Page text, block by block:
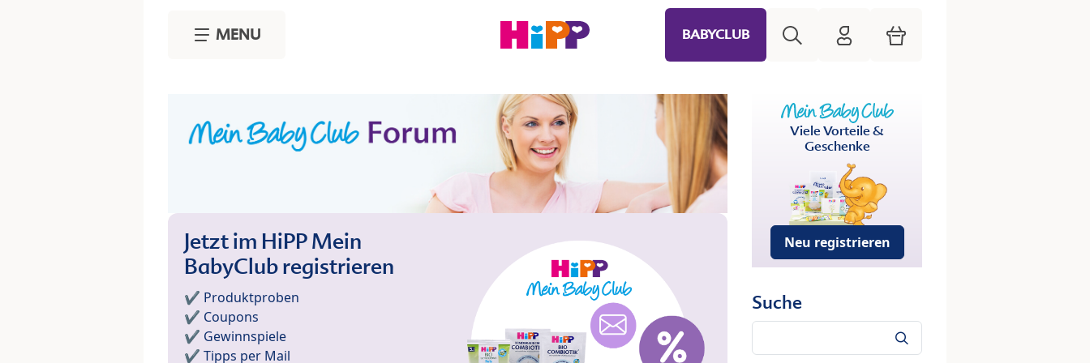
MENU BABYCLUB HiPP Mein Babyclub
Warenkorb
Jetzt im HiPP Mein
BabyClub registrieren
✔️ Produktproben
✔️ Coupons
✔️ Gewinnspiele
✔️ Tipps per Mail
Viele Vorteile &
Geschenke
Neu registrieren
Suche